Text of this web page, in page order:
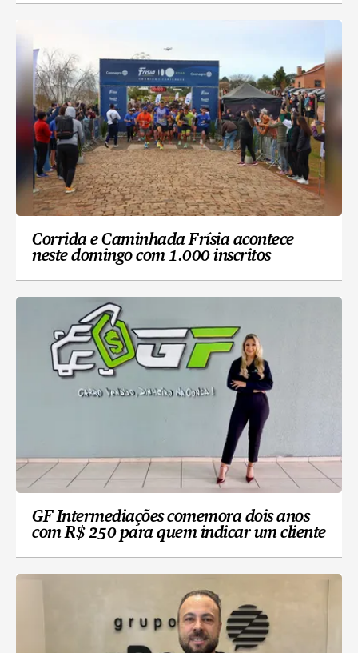
Corrida e Caminhada Frísia acontece
neste domingo com 1.000 inscritos
GF Intermediações comemora dois anos
com R$ 250 para quem indicar um cliente